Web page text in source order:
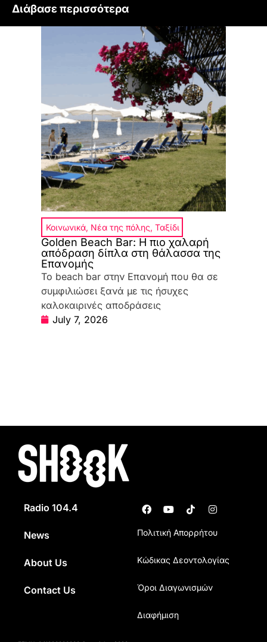
Διάβασε περισσότερα
Κοινωνικά, Νέα της πόλης, Ταξίδι
Golden Beach Bar: Η πιο χαλαρή
απόδραση δίπλα στη θάλασσα της
Επανομής
Το beach bar στην Επανομή που θα σε
συμφιλιώσει ξανά με τις ήσυχες
καλοκαιρινές αποδράσεις
July 7, 2026
Radio 104.4
News
About Us
Contact Us
Πολιτική Απορρήτου
Κώδικας Δεοντολογίας
Όροι Διαγωνισμών
Διαφήμιση